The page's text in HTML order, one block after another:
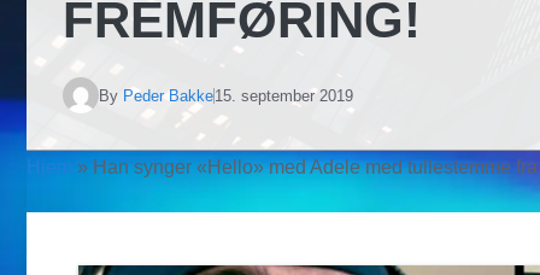
FREMFØRING!
By Peder Bakke15. september 2019
Hjem » Han synger «Hello» med Adele med tullestemme